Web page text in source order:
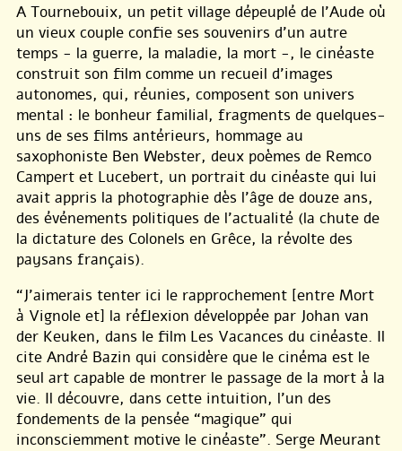
A Tournebouix, un petit village dépeuplé de l’Aude où
un vieux couple confie ses souvenirs d’un autre
temps - la guerre, la maladie, la mort -, le cinéaste
construit son film comme un recueil d’images
autonomes, qui, réunies, composent son univers
mental : le bonheur familial, fragments de quelques-
uns de ses films antérieurs, hommage au
saxophoniste Ben Webster, deux poèmes de Remco
Campert et Lucebert, un portrait du cinéaste qui lui
avait appris la photographie dès l’âge de douze ans,
des événements politiques de l’actualité (la chute de
la dictature des Colonels en Grêce, la révolte des
paysans français).
“J’aimerais tenter ici le rapprochement [entre Mort
à Vignole et] la réflexion développée par Johan van
der Keuken, dans le film Les Vacances du cinéaste. Il
cite André Bazin qui considère que le cinéma est le
seul art capable de montrer le passage de la mort à la
vie. Il découvre, dans cette intuition, l’un des
fondements de la pensée “magique” qui
inconsciemment motive le cinéaste”. Serge Meurant